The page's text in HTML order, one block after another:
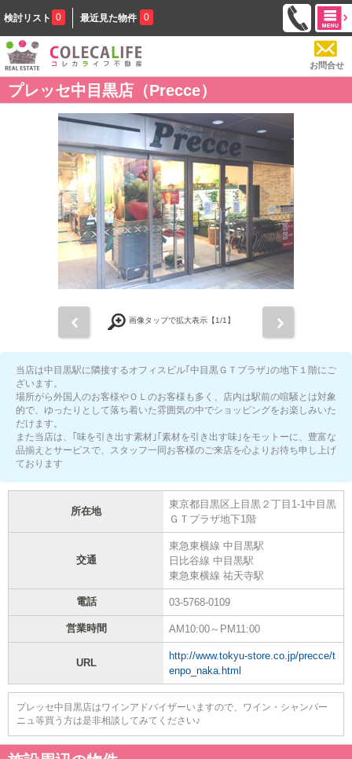
検討リスト 0 最近見た物件 0
お問合せ
プレッセ中目黒店（Precce）
画像タップで拡大表示【1/1】
当店は中目黒駅に隣接するオフィスビル｢中目黒ＧＴプラザ｣の地下１階にご
ざいます。
場所がら外国人のお客様やＯＬのお客様も多く、店内は駅前の喧騒とは対象
的で、ゆったりとして落ち着いた雰囲気の中でショッピングをお楽しみいた
だけます。
また当店は、｢味を引き出す素材｣｢素材を引き出す味｣をモットーに、豊富な
品揃えとサービスで、スタッフ一同お客様のご来店を心よりお待ち申し上げ
ております
所在地
東京都目黒区上目黒２丁目1-1中目黒
ＧＴプラザ地下1階
交通
東急東横線 中目黒駅
日比谷線 中目黒駅
東急東横線 祐天寺駅
電話 03-5768-0109
営業時間 AM10:00～PM11:00
URL
http://www.tokyu-store.co.jp/precce/t
enpo_naka.html
プレッセ中目黒店はワインアドバイザーいますので、ワイン・シャンパー
ニュ等買う方は是非相談してみてください♪